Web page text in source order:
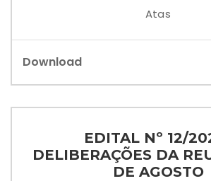
Atas
Download
EDITAL Nº 12/
DELIBERAÇÕES DA
DE AGOSTO